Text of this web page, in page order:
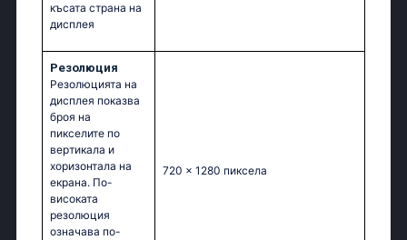
късата страна на
дисплея
Резолюция
Резолюцията на
дисплея показва
броя на
пикселите по
вертикала и
хоризонтала на
екрана. По-
високата
резолюция
означава по-
720 x 1280 пиксела